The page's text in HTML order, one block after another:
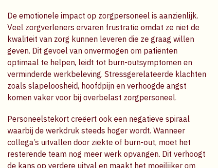
De emotionele impact op zorgpersoneel is aanzienlijk.
Veel zorgverleners ervaren frustratie omdat ze niet de
kwaliteit van zorg kunnen leveren die ze graag willen
geven. Dit gevoel van onvermogen om patiënten
optimaal te helpen, leidt tot burn-outsymptomen en
verminderde werkbeleving. Stressgerelateerde klachten
zoals slapeloosheid, hoofdpijn en verhoogde angst
komen vaker voor bij overbelast zorgpersoneel.
Personeelstekort creëert ook een negatieve spiraal
waarbij de werkdruk steeds hoger wordt. Wanneer
collega’s uitvallen door ziekte of burn-out, moet het
resterende team nog meer werk opvangen. Dit verhoogt
de kans op verdere uitval en maakt het moeilijker om